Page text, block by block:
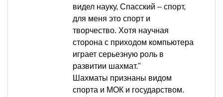
видел науку, Спасский – спорт,
для меня это спорт и
творчество. Хотя научная
сторона с приходом компьютера
играет серьезную роль в
развитии шахмат."
Шахматы признаны видом
спорта и МОК и государством.